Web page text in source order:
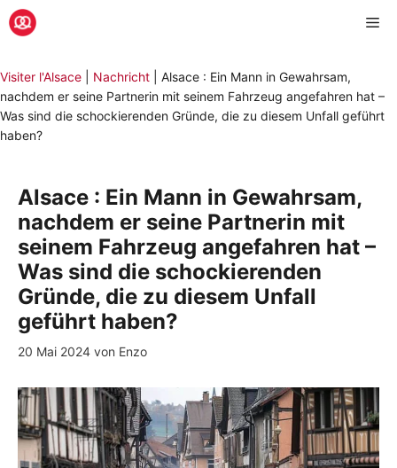
Zum
Inhalt
Visiter l'Alsace Nachricht
Alsace : Ein Mann in Gewahrsam,
nachdem er seine Partnerin mit seinem Fahrzeug angefahren hat –
Was sind die schockierenden Gründe, die zu diesem Unfall geführt
haben?
Alsace : Ein Mann in Gewahrsam,
nachdem er seine Partnerin mit
seinem Fahrzeug angefahren hat –
Was sind die schockierenden
Gründe, die zu diesem Unfall
geführt haben?
20 Mai 2024 von Enzo